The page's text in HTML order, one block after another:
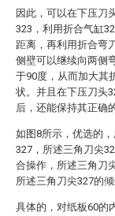
因此，可以在下压刀
323，利用折合气缸
距离，再利用折合弯
侧壁可以继续向两侧
于90度，从而加大其
状。并且在下压刀头
后，还能保持其正确
如图8所示，优选的
327，所述三角刀尖
合操作，所述三角刀
所述三角刀尖327的
具体的，对纸板60的